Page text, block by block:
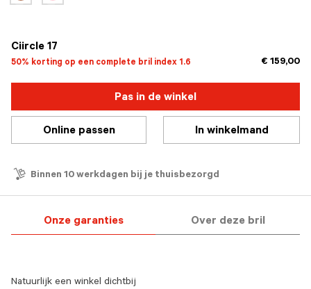
Ciircle 17
50% korting op een complete bril index 1.6 € 159,00
Pas in de winkel
Online passen In winkelmand
Binnen 10 werkdagen bij je thuisbezorgd
Onze garanties Over deze bril
Natuurlijk een winkel dichtbij